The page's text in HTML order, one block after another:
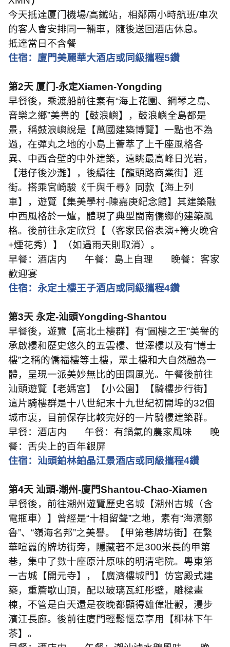
今天抵達厦门機場/高鐵站，相鄰兩小時航班/車次
的客人會安排同一輛車，隨後送回酒店休息。
抵達當日不含餐
住宿：廈門美麗華大酒店或同級攜程5鑽
第2天 厦门-永定Xiamen-Yongding
早餐後，乘渡船前往素有“海上花園、鋼琴之島、
音樂之鄉”美譽的【鼓浪嶼】，鼓浪嶼全島都是
景，稱鼓浪嶼說是【萬國建築博覽】一點也不為
過，在彈丸之地的小島上薈萃了上千座風格各
異、中西合壁的中外建築，遠眺最高峰日光岩，
【港仔後沙灘】，後續往【龍頭路商業街】逛
街。搭乘宮崎駿《千與千尋》同款【海上列
車】，遊覽【集美學村-陳嘉庚紀念館】其建築融
中西風格於一爐，體現了典型閩南僑鄉的建築風
格。後前往永定欣賞【（客家民俗表演+篝火晚會
+煙花秀）】（如遇雨天則取消）。
早餐：酒店内 午餐：島上自理 晚餐：客家
歡迎宴
住宿：永定土樓王子酒店或同級攜程4鑽
第3天 永定-汕頭Yongding-Shantou
早餐後，遊覽【高北土樓群】有“圓樓之王”美譽的
承啟樓和歷史悠久的五雲樓、世澤樓以及有“博士
樓”之稱的僑福樓等土樓，眾土樓和大自然融為一
體，呈現一派美妙無比的田園風光。午餐後前往
汕頭遊覽【老媽宮】【小公園】【騎樓步行街】
這片騎樓群是十八世紀末十九世紀初開埠的32個
城市裏，目前保存比較完好的一片騎樓建築群。
早餐：酒店内 午餐：有鍋氣的農家風味 晚
餐：舌尖上的百年銀屏
住宿：汕頭鉑林鉑晶江景酒店或同級攜程4鑽
第4天 汕頭-潮州-廈門Shantou-Chao-Xiamen
早餐後，前往潮州遊覽歷史名城【潮州古城（含
電瓶車）】曾經是“十相留聲”之地，素有“海濱鄒
魯”、 “嶺海名邦”之美譽。【甲第巷牌坊街】在繁
華喧囂的牌坊街旁，隱藏著不足300米長的甲第
巷，集中了數十座原汁原味的明清宅院。粵東第
一古城【開元寺】，【廣濟樓城門】仿宮殿式建
築，重簷歇山頂，配以玻璃瓦紅彤壁，雕樑畫
棟，不管是白天還是夜晚都顯得雄偉壯觀，漫步
濱江長廊。後前往廈門輕鬆愜意享用【椰林下午
茶】。